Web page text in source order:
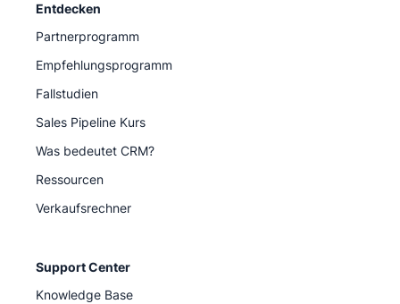
Entdecken
Partnerprogramm
Empfehlungsprogramm
Fallstudien
Sales Pipeline Kurs
Was bedeutet CRM?
Ressourcen
Verkaufsrechner
Support Center
Knowledge Base